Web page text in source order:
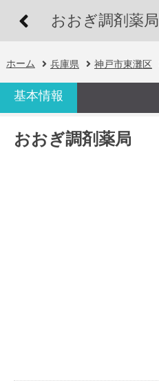
おおぎ調剤薬局
ホーム 兵庫県 神戸市東灘区
基本情報
おおぎ調剤薬局